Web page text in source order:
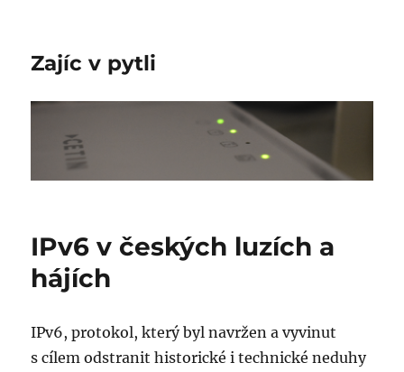
Zajíc v pytli
IPv6 v českých luzích a
hájích
IPv6, protokol, který byl navržen a vyvinut
s cílem odstranit historické i technické neduhy